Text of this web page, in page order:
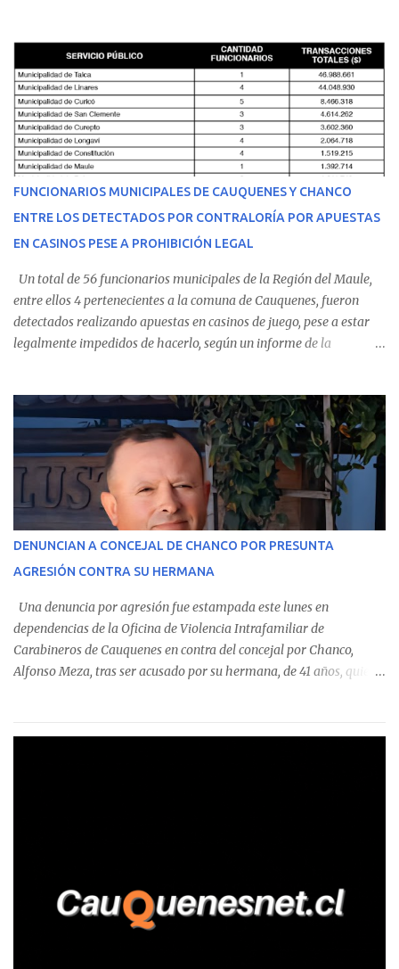
malestares físicos. Dada la complejidad de su estado de salud, el
equipo médico determinó su traslado de urgencia al Hospital
Regional de Talca y dado la urgencia la ambulancia partió hacia
Talca con escolta de Carabineros. En medio del traslado, el
estudiante de medicina de 25 años, se agravó y pese a los esfuerzos
del personal de emergencia terminó falleciendo, sin alcanzar a
recibir atención especializada en el centro de destino. Apenas se
conoció la gravedad de su condición, sus padres —residentes en
Villarrica— se trasladaron a Cauquenes con la esperanza de una
evolución favorable. No obstante, alrededo...
FUNCIONARIOS MUNICIPALES DE CAUQUENES Y CHANCO
ENTRE LOS DETECTADOS POR CONTRALORÍA POR APUESTAS
EN CASINOS PESE A PROHIBICIÓN LEGAL
Un total de 56 funcionarios municipales de la Región del Maule,
entre ellos 4 pertenecientes a la comuna de Cauquenes, fueron
detectados realizando apuestas en casinos de juego, pese a estar
legalmente impedidos de hacerlo, según un informe de la
estableció que estos funcionarios —quienes administran o
custodian fondos públicos— efectuaron transacciones por un
monto total de $116.075.918 entre enero de 2024 y junio de 2025.
En el detalle regional, se indica que en la comuna de Cauquenes se
identificó a cuatro funcionarios involucrados en este tipo de
operaciones. Asimismo, se precisa que uno de los casos
corresponde a un funcionario de la Municipalidad de Chanco,
detectaron incumplimientos a la normativa vigente. El informe
precisa que la mayor cantidad de dinero apostado se registró en
Talca, donde...
DENUNCIAN A CONCEJAL DE CHANCO POR PRESUNTA
AGRESIÓN CONTRA SU HERMANA
Una denuncia por agresión fue estampada este lunes en
dependencias de la Oficina de Violencia Intrafamiliar de
Carabineros de Cauquenes en contra del concejal por Chanco,
Alfonso Meza, tras ser acusado por su hermana, de 41 años, quien
relató que los hechos ocurrieron cerca de las 11:30 horas en el
trabajadores, el edil descendió del vehículo y, en medio de la
confrontación, la habría tomado de los hombros, empujado al
suelo y agredido con golpes de pies y manos, mientr...